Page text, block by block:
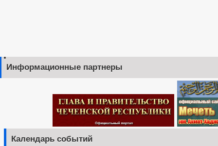
Информационные партнеры
Календарь событий